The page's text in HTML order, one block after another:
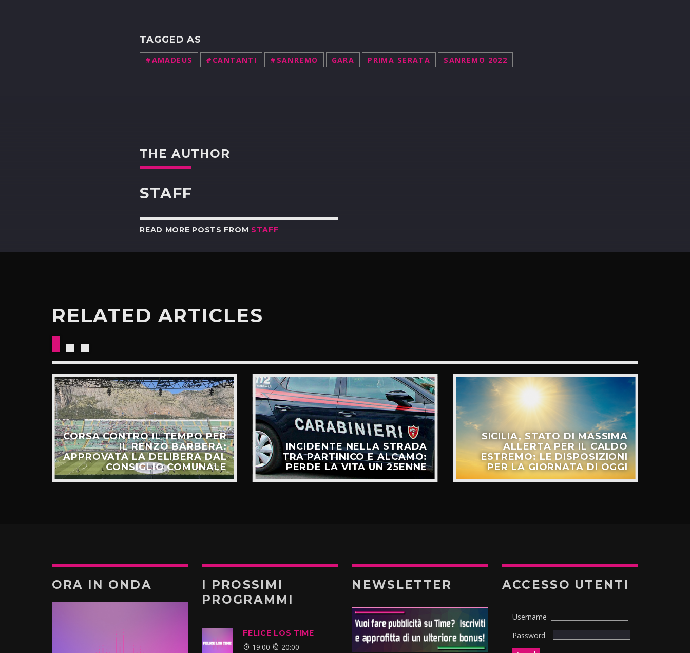
TAGGED AS
#AMADEUS #CANTANTI #SANREMO GARA PRIMA SERATA SANREMO 2022
THE AUTHOR
STAFF
READ MORE POSTS FROM STAFF
RELATED ARTICLES
CORSA CONTRO IL TEMPO PER
IL RENZO BARBERA:
APPROVATA LA DELIBERA DAL
CONSIGLIO COMUNALE
INCIDENTE NELLA STRADA
TRA PARTINICO E ALCAMO:
PERDE LA VITA UN 25ENNE
SICILIA, STATO DI MASSIMA
ALLERTA PER IL CALDO
ESTREMO: LE DISPOSIZIONI
PER LA GIORNATA DI OGGI
ORA IN ONDA
I PROSSIMI
PROGRAMMI
FELICE LOS TIME
19:00 20:00
NEWSLETTER ACCESSO UTENTI
Username
Password